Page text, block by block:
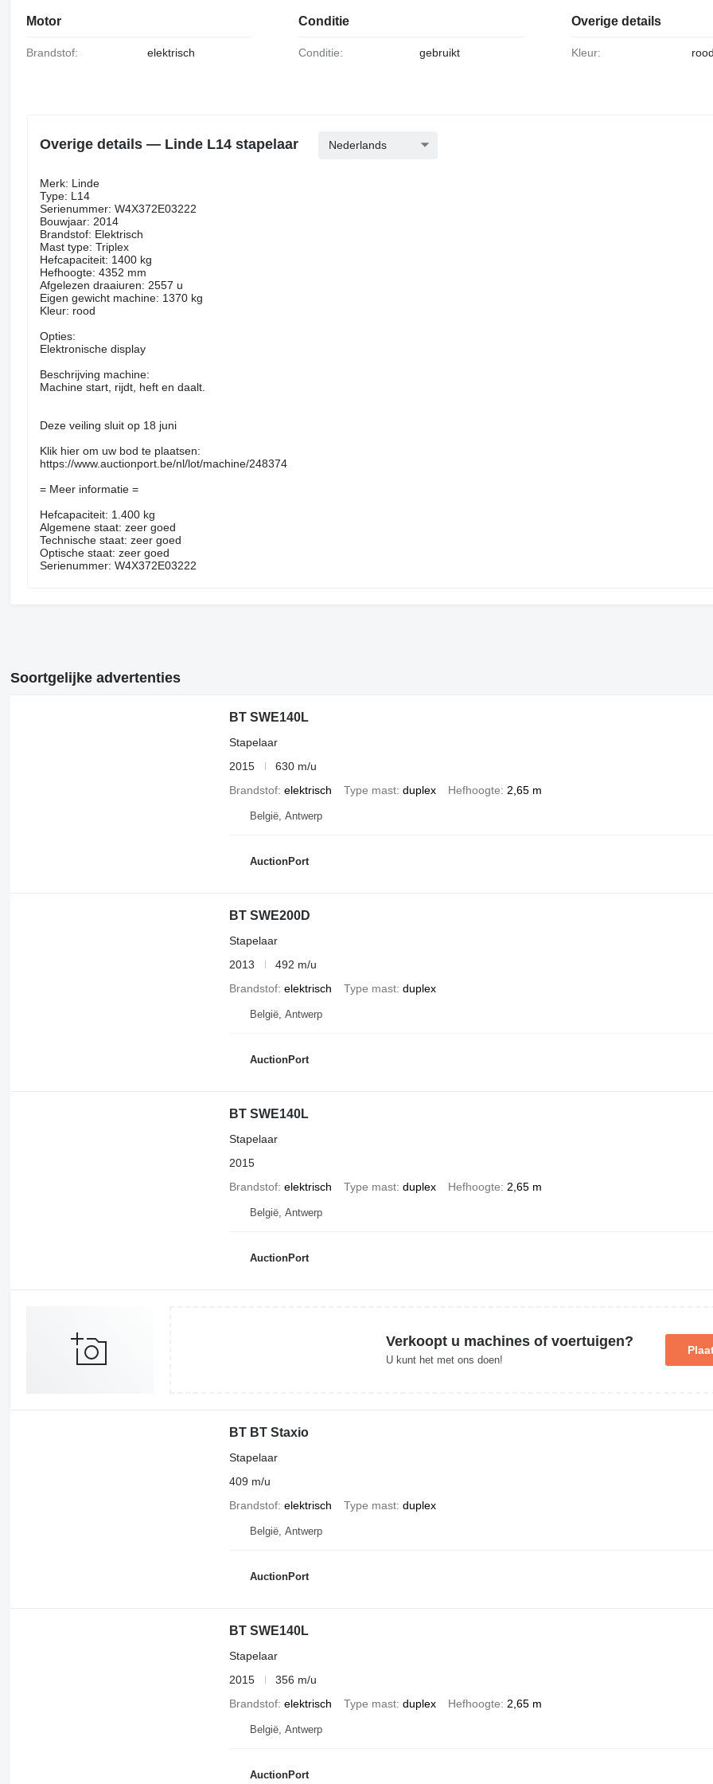
Motor
Brandstof: elektrisch
Conditie
Conditie: gebruikt
Overige details
Kleur:
Overige details — Linde L14 stapelaar Nederlands
Merk: Linde
Type: L14
Serienummer: W4X372E03222
Bouwjaar: 2014
Brandstof: Elektrisch
Mast type: Triplex
Hefcapaciteit: 1400 kg
Hefhoogte: 4352 mm
Afgelezen draaiuren: 2557 u
Eigen gewicht machine: 1370 kg
Kleur: rood
Opties:
Elektronische display
Beschrijving machine:
Machine start, rijdt, heft en daalt.
Deze veiling sluit op 18 juni
Klik hier om uw bod te plaatsen:
https://www.auctionport.be/nl/lot/machine/248374
= Meer informatie =
Hefcapaciteit: 1.400 kg
Algemene staat: zeer goed
Technische staat: zeer goed
Optische staat: zeer goed
Serienummer: W4X372E03222
Soortgelijke advertenties
BT SWE140L
Stapelaar
2015
630 m/u
Brandstof elektrisch Type mast duplex Hefhoogte 2,65 m
België, Antwerp
AuctionPort
BT SWE200D
Stapelaar
2013
492 m/u
Brandstof elektrisch Type mast duplex
België, Antwerp
AuctionPort
BT SWE140L
Stapelaar
2015
Brandstof elektrisch Type mast duplex Hefhoogte 2,65 m
België, Antwerp
AuctionPort
Verkoopt u machines of voertuigen?
U kunt het met ons doen!
BT BT Staxio
Stapelaar
409 m/u
Brandstof elektrisch Type mast duplex
België, Antwerp
AuctionPort
BT SWE140L
Stapelaar
2015
356 m/u
Brandstof elektrisch Type mast duplex Hefhoogte 2,65 m
België, Antwerp
AuctionPort